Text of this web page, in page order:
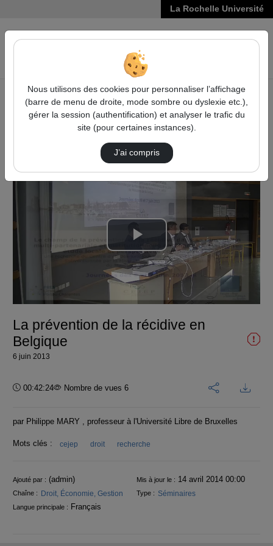
La Rochelle Université
VIDÉOS
Accueil
Droit, Économie, Gestion
Journées sur la prévention de la récidive dans sa
dimension partenariale
La Prévention De La Récidive En Belgique
Lire
la
vidéo
La prévention de la récidive en
Belgique
6 juin 2013
Durée :
00:42:24 Nombre de vues 6
par Philippe MARY , professeur à l'Université Libre de Bruxelles
Mots clés : cejep droit recherche
Informations
Ajouté par : (admin) Mis à jour le : 14 avril 2014 00:00
Chaîne : Droit, Économie, Gestion Type : Séminaires
Langue principale : Français
Nous utilisons des cookies pour personnaliser l’affichage
(barre de menu de droite, mode sombre ou dyslexie etc.),
gérer la session (authentification) et analyser le trafic du
site (pour certaines instances).
J’ai compris